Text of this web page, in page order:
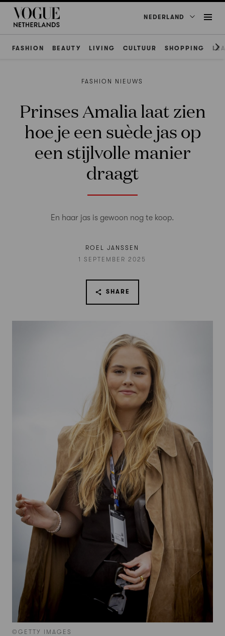
NEDERLAND
FASHION BEAUTY LIVING CULTUUR SHOPPING
©GETTY IMAGES
FASHION NIEUWS
Prinses Amalia laat zien
hoe je een suède jas op
een stijlvolle manier
draagt
En haar jas is gewoon nog te koop.
ROEL JANSSEN
1 SEPTEMBER 2025
SHARE